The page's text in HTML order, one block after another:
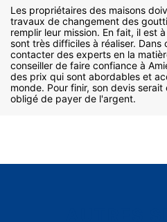
Les propriétaires des maisons
travaux de changement des
remplir leur mission. En fait, il est
sont très difficiles à réaliser.
contacter des experts en la
conseiller de faire confiance à
des prix qui sont abordables et
monde. Pour finir, son devis
obligé de payer de l'argent.